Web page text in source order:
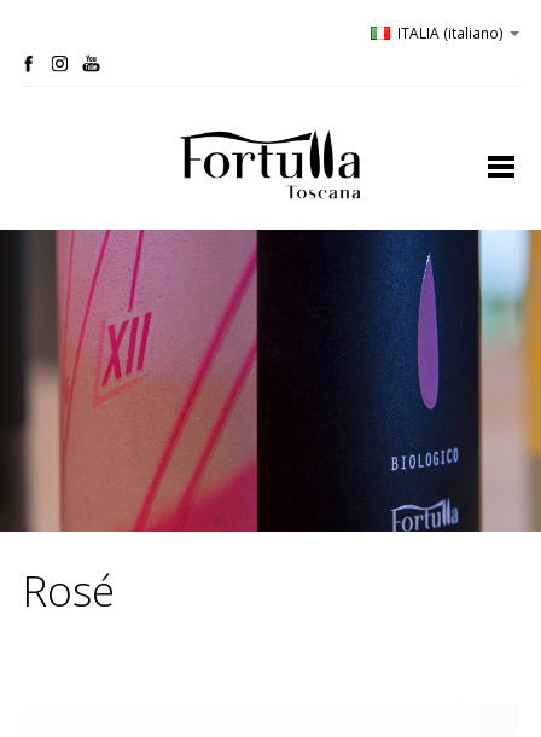
ITALIA (italiano)
home
profilo
bio-cantina
oliveta
degustazioni
comunicazione
Rosé